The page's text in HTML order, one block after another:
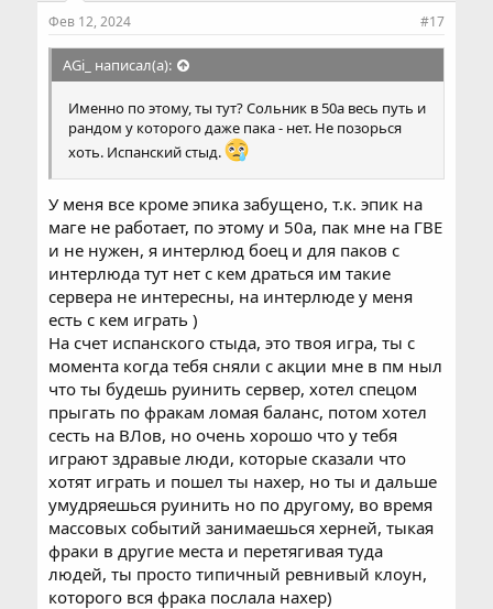
Фев 12, 2024 #17
AGi_ написал(а):
Именно по этому, ты тут? Сольник в 50а весь путь и
рандом у которого даже пака - нет. Не позорься
хоть. Испанский стыд.
У меня все кроме эпика забущено, т.к. эпик на
маге не работает, по этому и 50а, пак мне на ГВЕ
и не нужен, я интерлюд боец и для паков с
интерлюда тут нет с кем драться им такие
сервера не интересны, на интерлюде у меня
есть с кем играть )
На счет испанского стыда, это твоя игра, ты с
момента когда тебя сняли с акции мне в пм ныл
что ты будешь руинить сервер, хотел спецом
прыгать по фракам ломая баланс, потом хотел
сесть на ВЛов, но очень хорошо что у тебя
играют здравые люди, которые сказали что
хотят играть и пошел ты нахер, но ты и дальше
умудряешься руинить но по другому, во время
массовых событий занимаешься херней, тыкая
фраки в другие места и перетягивая туда
людей, ты просто типичный ревнивый клоун,
которого вся фрака послала нахер)